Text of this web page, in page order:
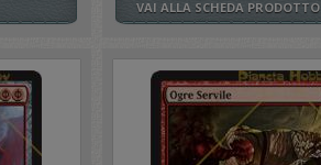
VAI ALLA SCHEDA PRODOTTO